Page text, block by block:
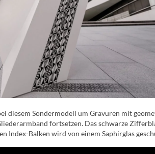
diesem Sondermodell um Gravuren mit
fortsetzen. Das schwarze
Index-Balken wird von einem Saphirglas